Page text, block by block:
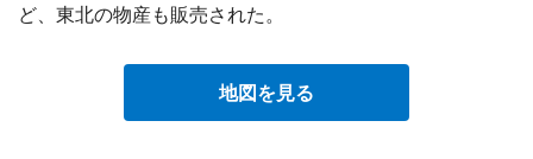
ど、東北の物産も販売された。
地図を見る